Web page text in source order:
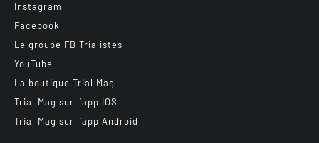
Instagram
Facebook
Le groupe FB Trialistes
YouTube
La boutique Trial Mag
Trial Mag sur l’app IOS
Trial Mag sur l’app Android